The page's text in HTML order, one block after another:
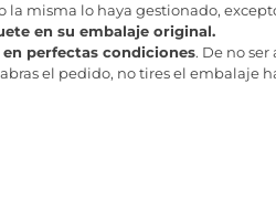
misma lo haya gestionado,
en su embalaje original.
perfectas condiciones. De no
el pedido, no tires el embalaje